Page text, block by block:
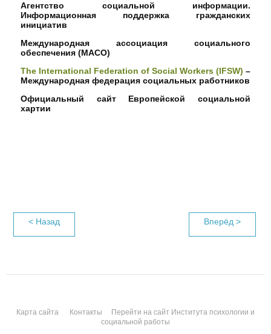
Агентство социальной информации.
Информационная поддержка гражданских
инициатив
Международная ассоциация социального
обеспечения (МАСО)
The International Federation of Social Workers (IFSW) –
Международная федерация социальных работников
Официальный сайт Европейской социальной
хартии
< Назад Вперёд >
Карта сайта Контакты
Перейти на сайт Института психологии и
социальной работы